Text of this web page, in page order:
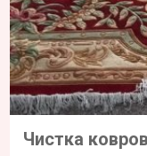
Чистка